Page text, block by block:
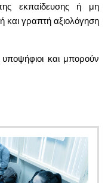
εκπαίδευσης ή μη
και γραπτή αξιολόγηση
και μπορούν